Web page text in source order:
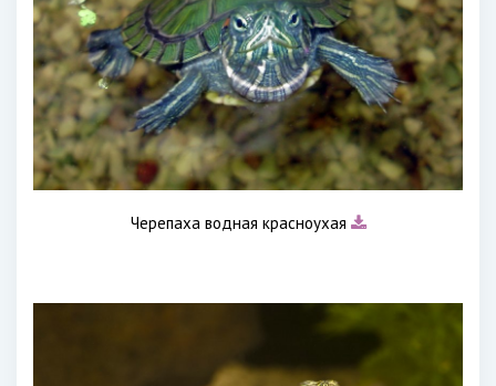
Черепаха водная красноухая